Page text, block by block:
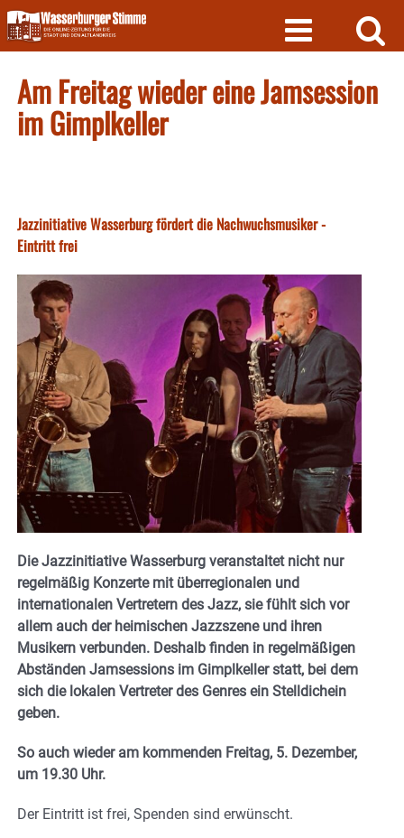
Skip
to
content
Am Freitag wieder eine Jamsession
im Gimplkeller
Jazzinitiative Wasserburg fördert die Nachwuchsmusiker -
Eintritt frei
Die Jazzinitiative Wasserburg veranstaltet nicht nur
regelmäßig Konzerte mit überregionalen und
internationalen Vertretern des Jazz, sie fühlt sich vor
allem auch der heimischen Jazzszene und ihren
Musikern verbunden. Deshalb finden in regelmäßigen
Abständen Jamsessions im Gimplkeller statt, bei dem
sich die lokalen Vertreter des Genres ein Stelldichein
geben.
So auch wieder am kommenden Freitag, 5. Dezember,
um 19.30 Uhr.
Der Eintritt ist frei, Spenden sind erwünscht.